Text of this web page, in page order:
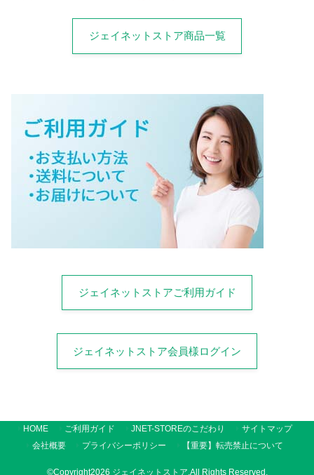
ジェイネットストア商品一覧
ジェイネットストアご利用ガイド
ジェイネットストア会員様ログイン
HOME ご利用ガイド JNET-STOREのこだわり
サイトマップ
会社概要
プライバシーポリシー 【重要】転売禁止について
©Copyright2026 ジェイネットストア .All Rights Reserved.